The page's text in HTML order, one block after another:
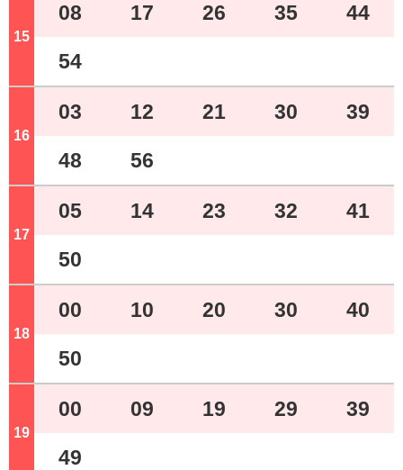
15
08 17 26 35 44
54
16
03 12 21 30 39
48 56
17
05 14 23 32 41
50
18
00 10 20 30 40
50
19
00 09 19 29 39
49